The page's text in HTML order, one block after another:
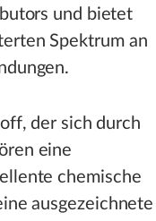
und bietet
Spektrum an
der sich durch
eine
chemische
ausgezeichnete